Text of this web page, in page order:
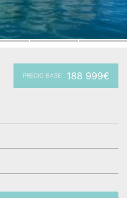
PRECIO BASE: 188 999€